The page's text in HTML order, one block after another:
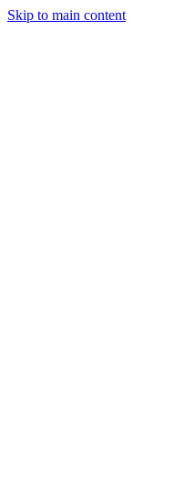
Skip to main content